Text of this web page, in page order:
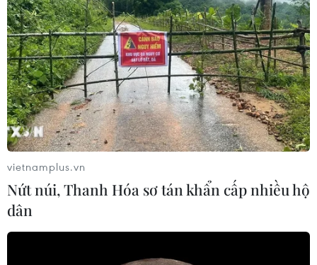
vietnamplus.vn
Nứt núi, Thanh Hóa sơ tán khẩn cấp nhiều hộ
dân